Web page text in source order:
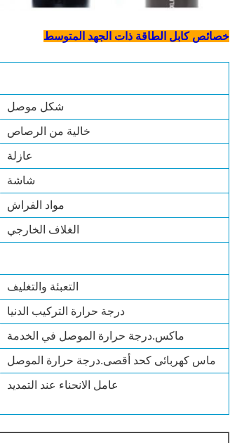
خصائص كابل الطاقة ذات الجهد المتوسط
شكل موصل
خالية من الرصاص
عازلة
شاشة
مواد الفراش
الغلاف الخارجي
التعبئة والتغليف
درجة حرارة التركيب الدنيا
ماكس.درجة حرارة الموصل في الخدمة
ماس كهربائى كحد أقصى.درجة حرارة الموصل
عامل الانحناء عند التمديد